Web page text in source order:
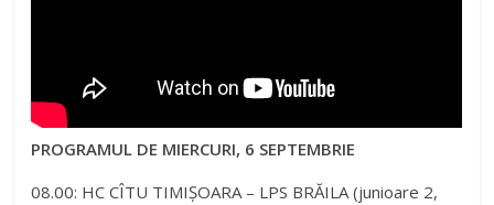
PROGRAMUL DE MIERCURI, 6 SEPTEMBRIE
08.00: HC CÎTU TIMIȘOARA – LPS BRĂILA (junioare 2,